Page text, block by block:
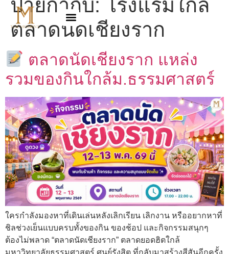
ป้ายกำกับ: โรงแรมใกล้
ตลาดนัดเชียงราก
ตลาดนัดเชียงราก แหล่ง
รวมของกินใกล้ม.ธรรมศาสตร์
ใครกำลังมองหาที่เดินเล่นหลังเลิกเรียน เลิกงาน หรืออยากหาที่
ชิลช่วงเย็นแบบครบทั้งของกิน ของช้อป และกิจกรรมสนุกๆ
ต้องไม่พลาด “ตลาดนัดเชียงราก” ตลาดยอดฮิตใกล้